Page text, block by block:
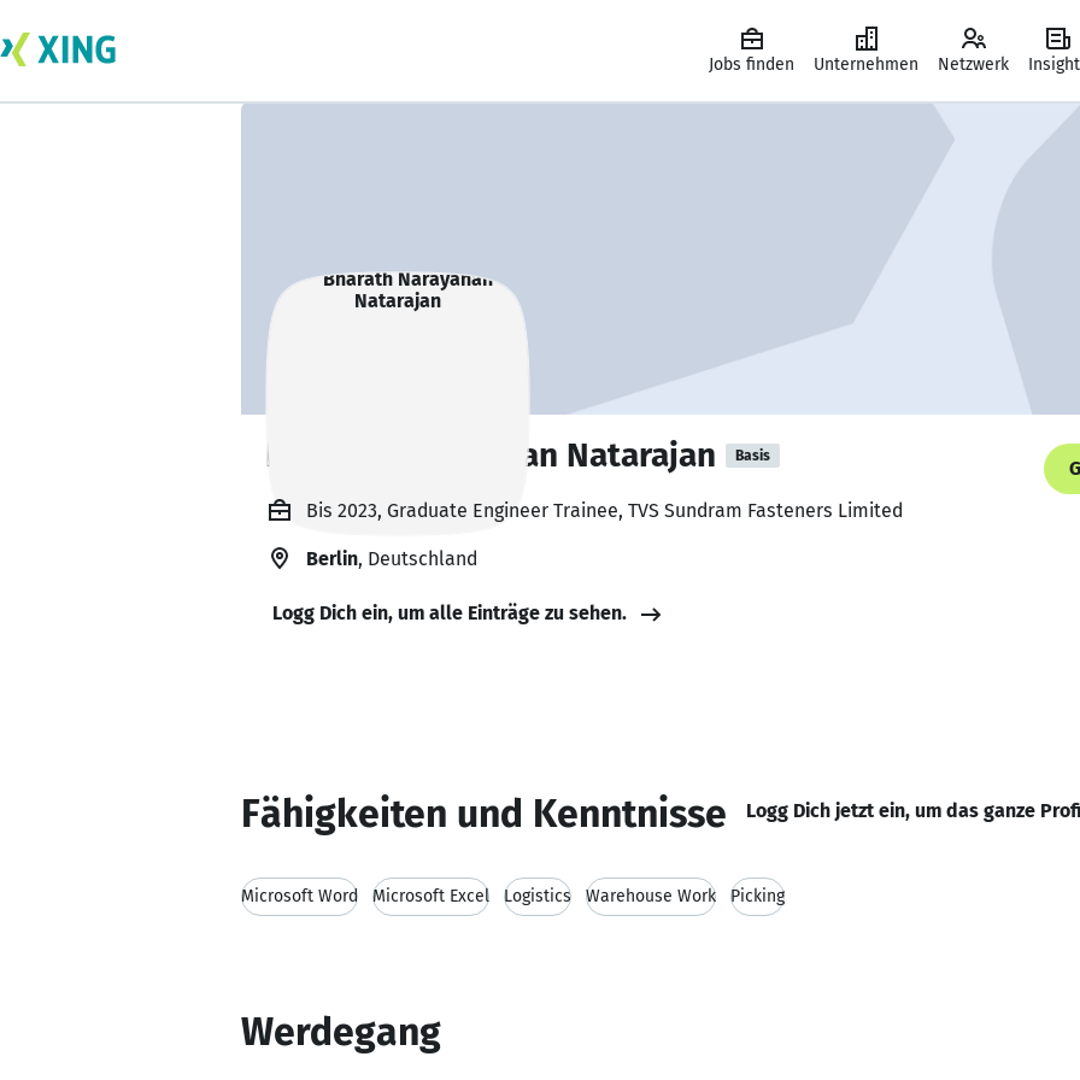
Jobs finden Unternehmen Netzwerk
Bharath Narayanan Natarajan Basis
Bis 2023, Graduate Engineer Trainee, TVS Sundram Fasteners Limited
Berlin, Deutschland
Logg Dich ein, um alle Einträge zu sehen.
Fähigkeiten und Kenntnisse Logg Dich jetzt ein, um das ganze
Microsoft Word Microsoft Excel Logistics Warehouse Work Picking
Werdegang